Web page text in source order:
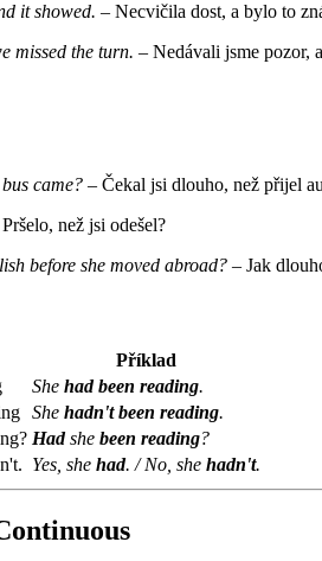
it showed. – Necvičila dost, a bylo to
missed the turn. – Nedávali jsme pozor,
came? – Čekal jsi dlouho, než přijel
než jsi odešel?
before she moved abroad? – Jak
Příklad
She had been reading.
She hadn't been reading.
Hadshe been reading?
Yes, she had. / No, she hadn't.